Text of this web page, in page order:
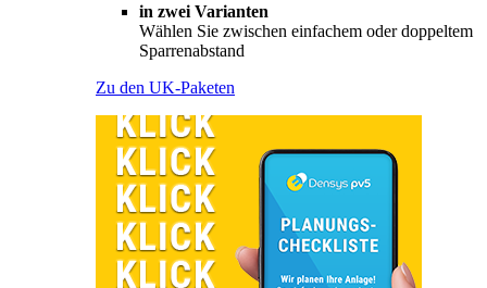
in zwei Varianten
Wählen Sie zwischen einfachem oder doppeltem
Sparrenabstand
Zu den UK-Paketen